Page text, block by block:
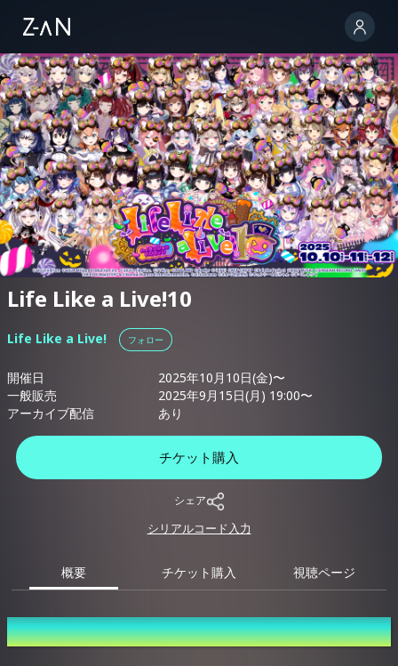
Life Like a Live!10
Life Like a Live! フォロー
開催日
2025年10月10日(金)〜
一般販売
2025年9月15日(月) 19:00〜
アーカイブ配信
あり
チケット購入
シェア
シリアルコード入力
概要 チケット購入 視聴ページ
概要